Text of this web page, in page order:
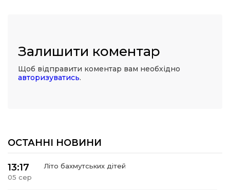
Залишити коментар
Щоб відправити коментар вам необхідно
авторизуватись.
ОСТАННІ НОВИНИ
13:17
05 сер
Літо бахмутських дітей